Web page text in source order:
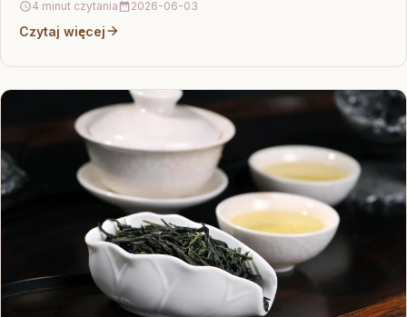
4 minut czytania 2026-06-03
Czytaj więcej